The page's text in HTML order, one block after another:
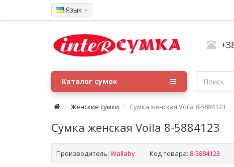
Язык
Каталог сумок
Женские сумки Сумка женская Voila 8-5884123
Сумка женская Voila 8-5884123
Производитель: Wallaby Код товара: 8-5884123